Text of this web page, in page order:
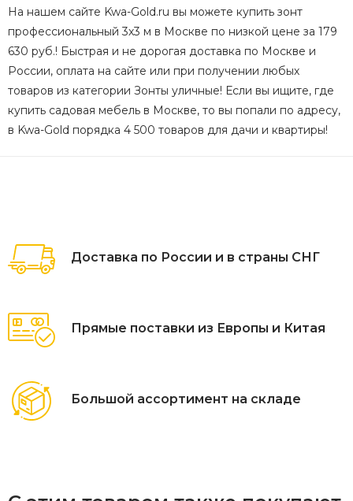
На нашем сайте Kwa-Gold.ru вы можете купить зонт
профессиональный 3х3 м в Москве по низкой цене за 179
630 руб.! Быстрая и не дорогая доставка по Москве и
России, оплата на сайте или при получении любых
товаров из категории Зонты уличные! Если вы ищите, где
купить садовая мебель в Москве, то вы попали по адресу,
в Kwa-Gold порядка 4 500 товаров для дачи и квартиры!
Доставка по России и в страны СНГ
Прямые поставки из Европы и Китая
Большой ассортимент на складе